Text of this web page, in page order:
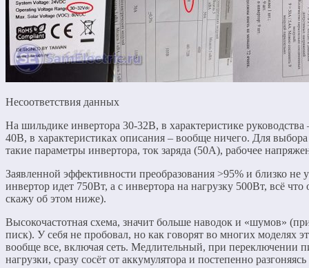
Несоответствия данных
На шильдике инвертора 30-32В, в характеристике
40В, в характеристиках описания – вообще ничего. Для
такие параметры инвертора, ток заряда (50А), рабочее
Заявленной эффективности преобразования >95% и близко
инвертор идет 750Вт, а с инвертора на нагрузку 500Вт, всё
скажу об этом ниже).
Высокочастотная схема, значит больше наводок и «шумов»
писк). У себя не пробовал, но как говорят во многих моделях
вообще все, включая сеть. Медлительный, при переключении
нагрузки, сразу сосёт от аккумулятора и постепенно